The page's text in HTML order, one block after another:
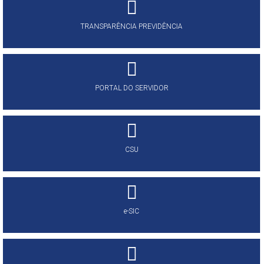
TRANSPARÊNCIA PREVIDÊNCIA
PORTAL DO SERVIDOR
CSU
e-SIC